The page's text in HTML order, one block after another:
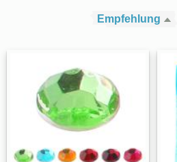
Empfehlung